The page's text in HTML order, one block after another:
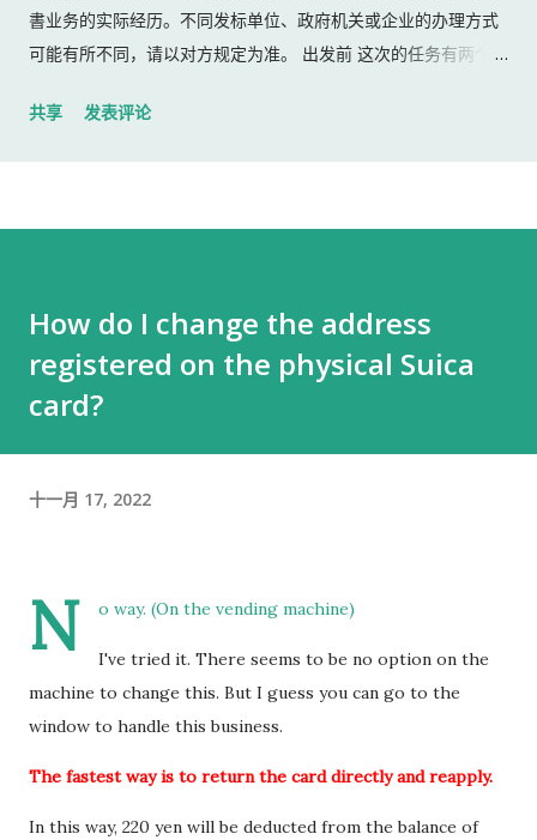
書业务的实际经历。不同发标单位、政府机关或企业的办理方式
可能有所不同，请以对方规定为准。 出发前 这次的任务有两个：
入札仕様書 名片 当时我认为这样就足够了。 后来才发现，还有
工作人员确认后，很快帮我打开了大门。 进入办公室 进入办公室
后，我向工作人员简单打了招呼： お世話になっております。 随
后便开始办理资料交接。 整个过程没有想象中的复杂，也没有长
时间的商务寒暄。 返还入札仕様書 原本我以为，把入札仕様書交
给工作人员，返还手续就结束了。 实际上并不是。 工作人员告诉
我： 入札仕様書最后一页有一张返却记录表，需要填写完成后，
时，又提醒了我另一件事情。 其实， 資格証明書我之前已经提交
过一次。 因此，我误以为之后领取新的入札仕様書时，就不需要
再携带了。 工作人员告诉我： 資格証明書并不是第一次提交之后
就一直有效，而是每次领取新的入札仕様書时，都需要再次出
领取了新的入札仕様書。 不过，对方也明确说明： 今后每一次领
取新的入札仕様書，都必须携带資格証明書。 这也成为我以后必
共享 发表评论
How do I change the address
registered on the physical Suica
card?
十一月 17, 2022
N o way. (On the vending machine)
I've tried it. There seems to be no option on the
machine to change this. But I guess you can go to the
window to handle this business.
The fastest way is to return the card directly and reapply.
In this way, 220 yen will be deducted from the balance of